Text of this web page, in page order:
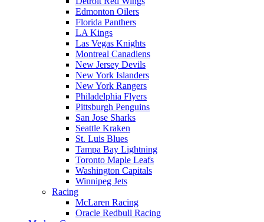
Edmonton Oilers
Florida Panthers
LA Kings
Las Vegas Knights
Montreal Canadiens
New Jersey Devils
New York Islanders
New York Rangers
Philadelphia Flyers
Pittsburgh Penguins
San Jose Sharks
Seattle Kraken
St. Luis Blues
Tampa Bay Lightning
Toronto Maple Leafs
Washington Capitals
Winnipeg Jets
Racing
McLaren Racing
Oracle Redbull Racing